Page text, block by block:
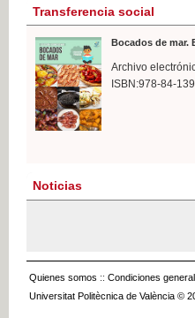
Transferencia social
Bocados de mar.
Archivo
ISBN:978-84-
Noticias
Quienes somos :: Condiciones
Universitat Politècnica de València ©